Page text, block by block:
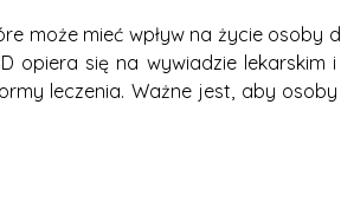
może mieć wpływ na życie osoby
opiera się na wywiadzie
leczenia. Ważne jest, aby